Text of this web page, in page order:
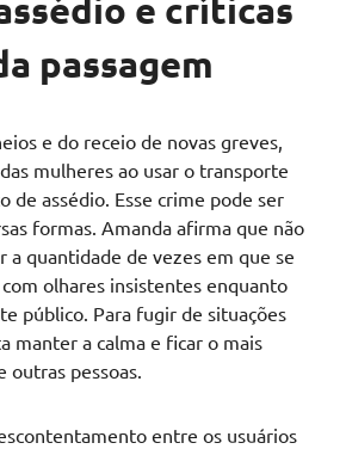
e críticas
passagem
e do receio de novas greves,
mulheres ao usar o transporte
de assédio. Esse crime pode ser
formas. Amanda afirma que não
a quantidade de vezes em que se
olhares insistentes enquanto
público. Para fugir de situações
manter a calma e ficar o mais
outras pessoas.
entre os usuários